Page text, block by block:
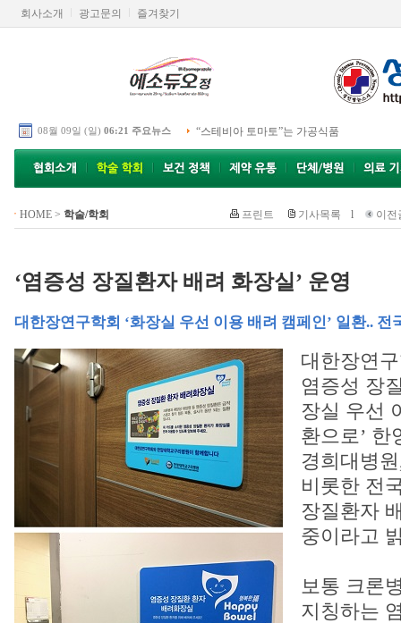
회사소개 광고문의 즐겨찾기
08월 09일 (일) 06:21 주요뉴스 “스테비아 토마토”는 가공식품
HOME> 학술/학회 프린트 기사목록 l 이전
‘염증성 장질환자 배려 화장실’ 운영
대한장연구학회 ‘화장실 우선 이용 배려 캠페인’ 일환.. 전
대한장연
염증성 장
장실 우선
환으로’ 한
경희대병
비롯한 전
장질환자
중이라고
보통 크론
지칭하는